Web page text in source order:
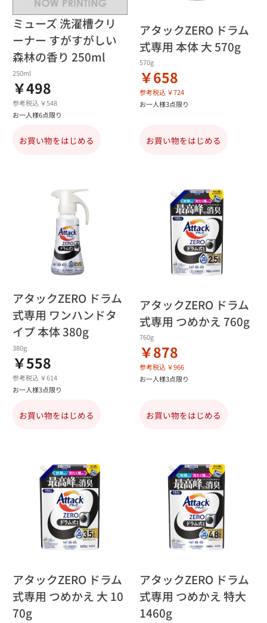
ミューズ 洗濯槽クリ
ーナー すがすがしい
森林の香り 250ml
250ml
￥498
参考税込 ￥548
お一人様6点限り
お買い物をはじめる
アタックZERO ドラム
式専用 本体 大 570g
570g
￥658
参考税込 ￥724
お一人様3点限り
お買い物をはじめる
アタックZERO ドラム
式専用 ワンハンドタ
イプ 本体 380g
380g
￥558
参考税込 ￥614
お一人様3点限り
お買い物をはじめる
アタックZERO ドラム
式専用 つめかえ 760g
760g
￥878
参考税込 ￥966
お一人様3点限り
お買い物をはじめる
アタックZERO ドラム
式専用 つめかえ 大 10
70g
アタックZERO ドラム
式専用 つめかえ 特大
1460g